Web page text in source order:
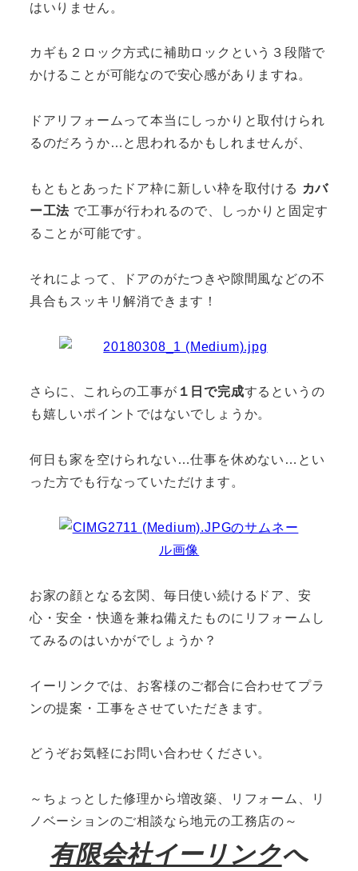
はいりません。
カギも２ロック方式に補助ロックという３段階で
かけることが可能なので安心感がありますね。
ドアリフォームって本当にしっかりと取付けられ
るのだろうか…と思われるかもしれませんが、
もともとあったドア枠に新しい枠を取付ける カバ
ー工法 で工事が行われるので、しっかりと固定す
ることが可能です。
それによって、ドアのがたつきや隙間風などの不
具合もスッキリ解消できます！
さらに、これらの工事が １日で完成するというの
も嬉しいポイントではないでしょうか。
何日も家を空けられない…仕事を休めない…とい
った方でも行なっていただけます。
お家の顔となる玄関、毎日使い続けるドア、安
心・安全・快適を兼ね備えたものにリフォームし
てみるのはいかがでしょうか？
イーリンクでは、お客様のご都合に合わせてプラ
ンの提案・工事をさせていただきます。
どうぞお気軽にお問い合わせください。
～ちょっとした修理から増改築、リフォーム、リ
ノベーションのご相談なら地元の工務店の～
有限会社イーリンクへ